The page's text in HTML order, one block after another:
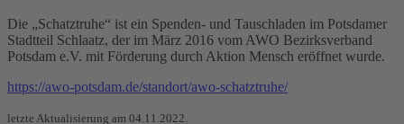
Die „Schatztruhe“ ist ein Spenden- und Tauschladen im Potsdamer
Stadtteil Schlaatz, der im März 2016 vom AWO Bezirksverband
Potsdam e.V. mit Förderung durch Aktion Mensch eröffnet wurde.
https://awo-potsdam.de/standort/awo-schatztruhe/
letzte Aktualisierung am 04.11.2022.